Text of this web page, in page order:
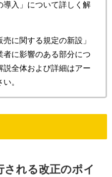
導入」について詳しく解
に関する規定の新設」
に影響のある部分につ
説全体および詳細はアー
。
される改正のポイ